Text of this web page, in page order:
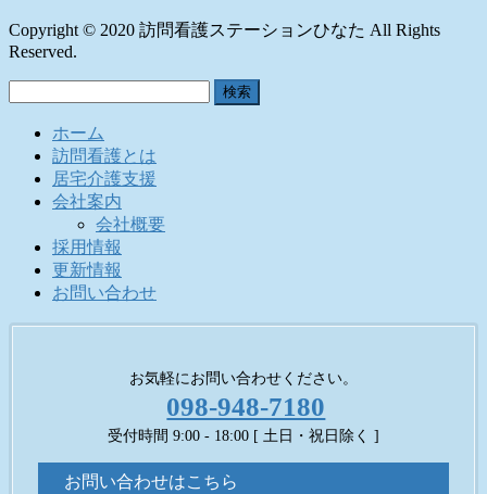
Copyright © 2020 訪問看護ステーションひなた All Rights
Reserved.
ホーム
訪問看護とは
居宅介護支援
会社案内
会社概要
採用情報
更新情報
お問い合わせ
お気軽にお問い合わせください。
098-948-7180
受付時間 9:00 - 18:00 [ 土日・祝日除く ]
お問い合わせはこちら